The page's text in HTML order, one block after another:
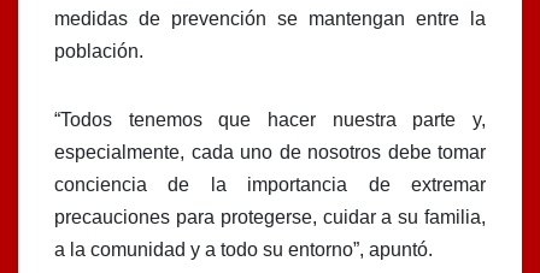
medidas de prevención se mantengan entre la
población.
“Todos tenemos que hacer nuestra parte y,
especialmente, cada uno de nosotros debe tomar
conciencia de la importancia de extremar
precauciones para protegerse, cuidar a su familia,
a la comunidad y a todo su entorno”, apuntó.